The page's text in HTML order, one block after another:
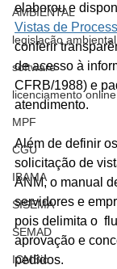
AMBIENTAL
legislação ambiental
software
licenciamento online
MPF
CGU
IBAMA
SISEMA
SEMAD
ICMBio
elaborou e
Vistas de
conferir
de acesso à
CFRB/1988) e
atendimento.
Além de definir
solicitação de
ANM, o manual
servidores e
pois delimita o
aprovação e
pedidos.